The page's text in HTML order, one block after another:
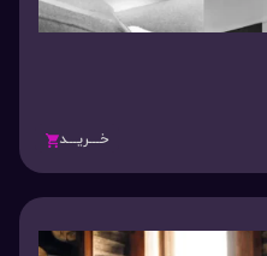
خـــریـــد